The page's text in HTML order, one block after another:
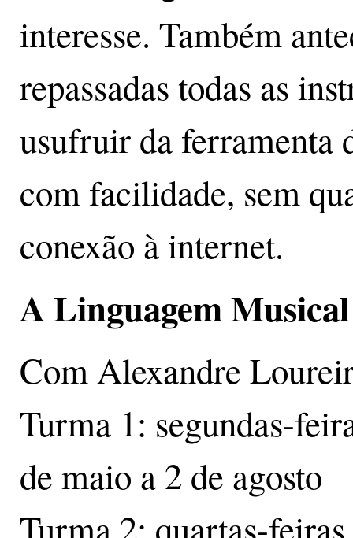
interesse. Também
repassadas todas as
usufruir da ferramenta
com facilidade, sem
conexão à internet.
A Linguagem
Com Alexandre
Turma 1: segundas-
de maio a 2 de agosto